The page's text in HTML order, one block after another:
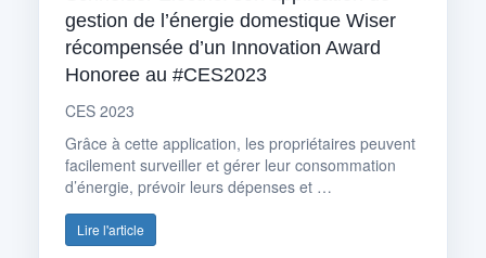
gestion de l’énergie domestique Wiser
récompensée d’un Innovation Award
Honoree au #CES2023
CES 2023
Grâce à cette application, les propriétaires peuvent
facilement surveiller et gérer leur consommation
d’énergie, prévoir leurs dépenses et …
Lire l'article